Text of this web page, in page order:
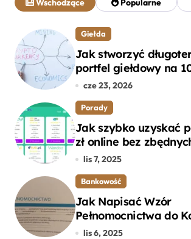
:
Wschodzące Popularne
Giełda
Jak stworzyć
portfel giełdowy na
cze 23, 2026
Porady
Jak szybko uzyskać
zł online bez
formalności?
lis 7, 2025
Bankowość
Jak Napisać Wzór
Pełnomocnictwa do
Bankowego –
lis 6, 2025